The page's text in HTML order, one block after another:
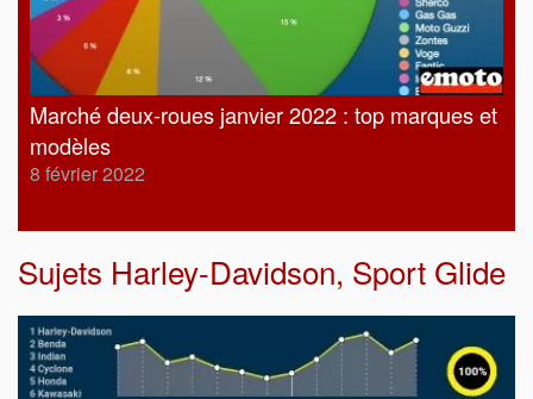
Marché deux-roues janvier 2022 : top marques et
modèles
8 février 2022
Sujets Harley-Davidson, Sport Glide